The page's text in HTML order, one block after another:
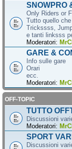
SNOWPRO
Only Riders or
Tutto quello che
Trickssss,
e tanti linksss
Moderatori:
GARE &
Info sulle gare
Orari
ecc.
Moderatori:
OFF-TOPIC
TUTTO
Discussioni
Moderatori:
SPORT VARI
Discussioni